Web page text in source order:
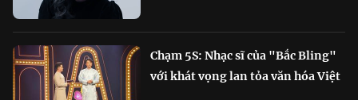
Chạm 5S: Nhạc sĩ của "Bắc Bling"
với khát vọng lan tỏa văn hóa Việt